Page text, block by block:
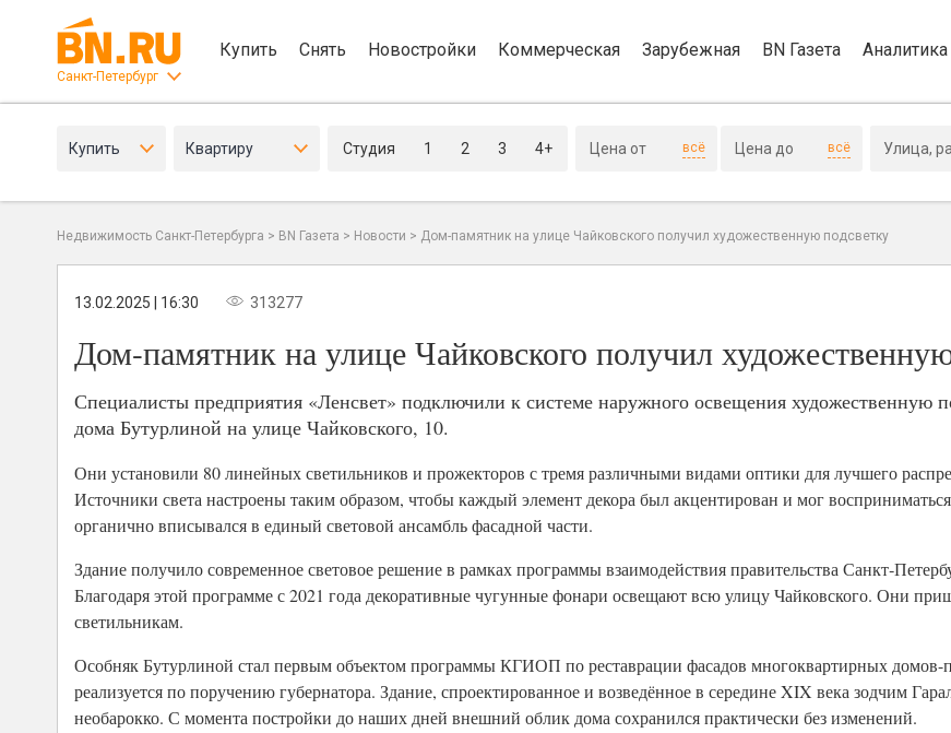
Санкт-Петербург
Купить Снять Новостройки Коммерческая Зарубежная BN Газета Аналитика
Купить Квартиру Студия 1 2 3 4+ всё всё
Недвижимость Санкт-Петербурга > BN Газета > Новости > Дом-памятник на улице Чайковского получил художественную подсветку
13.02.2025 | 16:30 313277
Дом-памятник на улице Чайковского получил
Специалисты предприятия «Ленсвет» подключили к системе наружного освещения художественную
дома Бутурлиной на улице Чайковского, 10.
Они установили 80 линейных светильников и прожекторов с тремя различными видами оптики для лучшего
Источники света настроены таким образом, чтобы каждый элемент декора был акцентирован и мог
органично вписывался в единый световой ансамбль фасадной части.
Здание получило современное световое решение в рамках программы взаимодействия правительства
Благодаря этой программе с 2021 года декоративные чугунные фонари освещают всю улицу Чайковского. Они
светильникам.
Особняк Бутурлиной стал первым объектом программы КГИОП по реставрации фасадов многоквартирных домов-
реализуется по поручению губернатора. Здание, спроектированное и возведённое в середине XIX века зодчим
необарокко. С момента постройки до наших дней внешний облик дома сохранился практически без изменений.